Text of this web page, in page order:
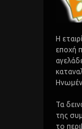
Η
εποχή
Τα
της
το